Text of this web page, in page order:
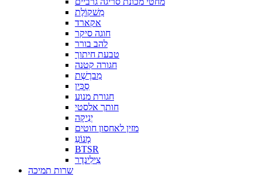
מִשׁקוֹלֶת
אקארד
חוגה סיקר
להב בורר
טבעת חיתוך
חגורה קטנה
מִברֶשֶׁת
סַכִּין
חגורת מנוע
חותך אלסטי
יְנִיקָה
מזין לאחסון חוטים
מָנוֹעַ
BTSR
צִילִינדֶר
שרות תמיכה